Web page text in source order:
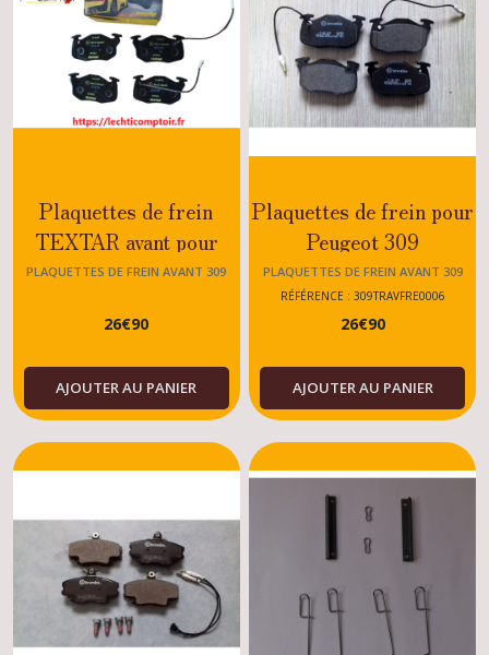
Plaquettes de frein
TEXTAR avant pour
Peugeot 309 - XS - GT -
DIESEL
PLAQUETTES DE FREIN AVANT 309
26€90
AJOUTER AU PANIER
Plaquettes de frein pour
Peugeot 309
PLAQUETTES DE FREIN AVANT 309
RÉFÉRENCE : 309TRAVFRE0006
26€90
AJOUTER AU PANIER
Plaquettes
de
frein
avant
309
Disques
de
avant
Flexibles
de
frein
avant
Maitres
cylindres
,
mastervacs
(1)